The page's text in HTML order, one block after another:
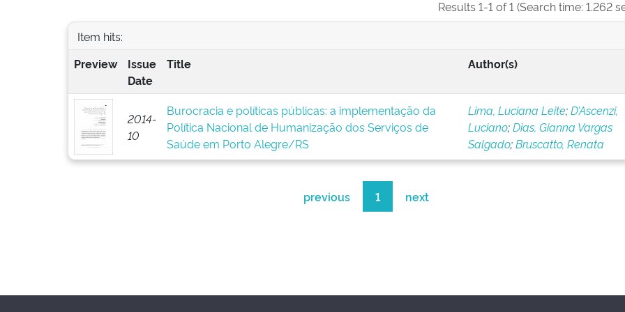
Results 1-1 of 1 (Search time: 1.262
Item hits:
Preview
Issue
Date
Title Author(s)
2014-
10
Burocracia e políticas públicas: a implementação da
Política Nacional de Humanização dos Serviços de
Saúde em Porto Alegre/RS
Lima, Luciana Leite;D’Ascenzi,
Luciano;Dias, Gianna Vargas
Salgado;Bruscatto, Renata
previous 1 next